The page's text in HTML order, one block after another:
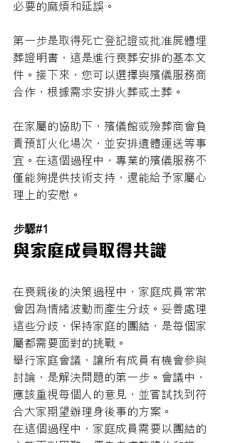
必要的麻煩和延誤。
第一步是取得死亡登記證或批准屍體埋
葬證明書，這是進行喪葬安排的基本文
件。接下來，您可以選擇與殯儀服務商
合作，根據需求安排火葬或土葬。
在家屬的協助下，殯儀館或殮葬商會負
責預訂火化場次，並安排遺體運送等事
宜。在這個過程中，專業的殯儀服務不
僅能夠提供技術支持，還能給予家屬心
理上的安慰。
步驟#1
與家庭成員取得共識
在喪親後的決策過程中，家庭成員常常
會因為情緒波動而產生分歧。妥善處理
這些分歧，保持家庭的團結，是每個家
屬都需要面對的挑戰。
舉行家庭會議，讓所有成員有機會參與
討論，是解決問題的第一步。會議中，
應該重視每個人的意見，並嘗試找到符
合大家期望辦理身後事的方案。
在這個過程中，家庭成員需要以團結的